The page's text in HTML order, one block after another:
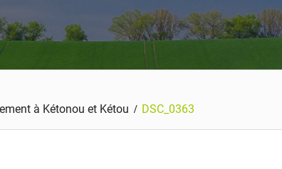
à Kétonou et Kétou
DSC_0363